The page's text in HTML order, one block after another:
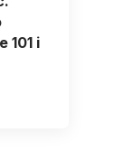
101 i